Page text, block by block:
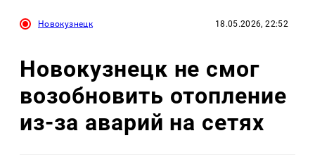
Новокузнецк 18.05.2026, 22:52
Новокузнецк не смог
возобновить отопление
из-за аварий на сетях